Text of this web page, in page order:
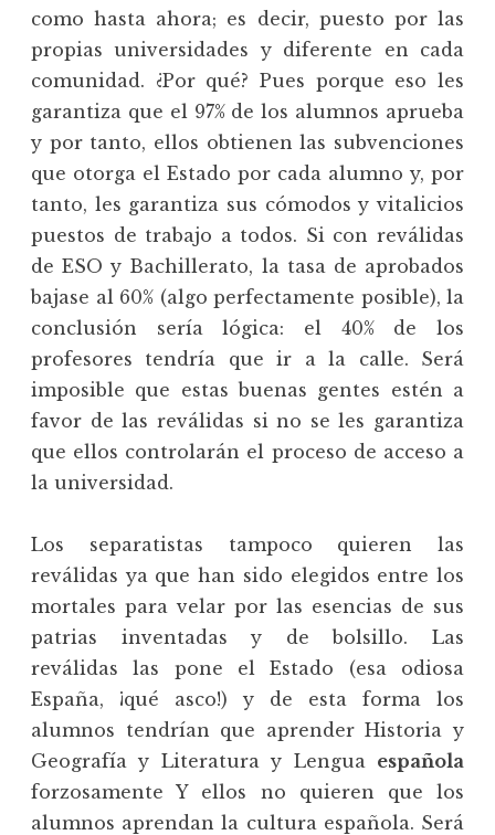
como hasta ahora; es decir, puesto por las
propias universidades y diferente en cada
comunidad. ¿Por qué? Pues porque eso les
garantiza que el 97% de los alumnos aprueba
y por tanto, ellos obtienen las subvenciones
que otorga el Estado por cada alumno y, por
tanto, les garantiza sus cómodos y vitalicios
puestos de trabajo a todos. Si con reválidas
de ESO y Bachillerato, la tasa de aprobados
bajase al 60% (algo perfectamente posible), la
conclusión sería lógica: el 40% de los
profesores tendría que ir a la calle. Será
imposible que estas buenas gentes estén a
favor de las reválidas si no se les garantiza
que ellos controlarán el proceso de acceso a
la universidad.
Los separatistas tampoco quieren las
reválidas ya que han sido elegidos entre los
mortales para velar por las esencias de sus
patrias inventadas y de bolsillo. Las
reválidas las pone el Estado (esa odiosa
España, ¡qué asco!) y de esta forma los
alumnos tendrían que aprender Historia y
Geografía y Literatura y Lengua española
forzosamente Y ellos no quieren que los
alumnos aprendan la cultura española. Será